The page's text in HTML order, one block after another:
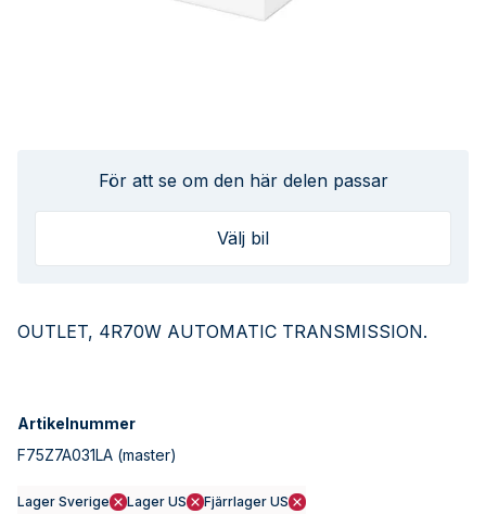
För att se om den här delen passar
Välj bil
OUTLET, 4R70W AUTOMATIC TRANSMISSION.
Artikelnummer
F75Z7A031LA (master)
Lager Sverige Lager US Fjärrlager US